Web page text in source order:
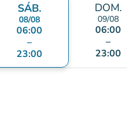
SÁB.
08/08
06:00
–
23:00
DOM.
09/08
06:00
–
23:00